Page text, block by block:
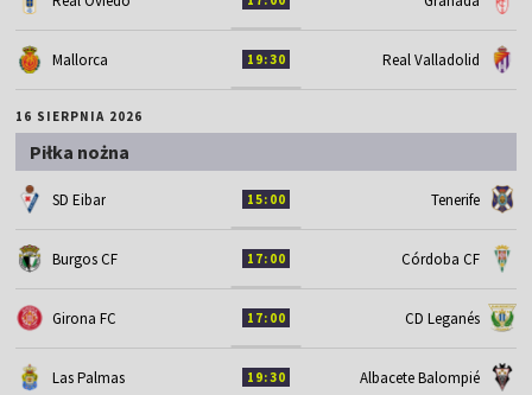
Mallorca 19:30 Real Valladolid
16 SIERPNIA 2026
Piłka nożna
SD Eibar 15:00 Tenerife
Burgos CF 17:00 Córdoba CF
Girona FC 17:00 CD Leganés
Las Palmas 19:30 Albacete Balompié